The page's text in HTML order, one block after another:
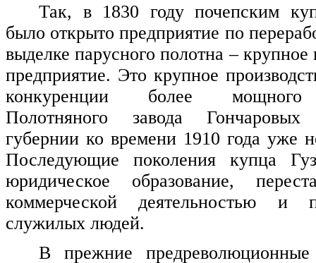
Так, в 1830 году почепским
было открыто предприятие по
выделке парусного полотна –
предприятие. Это крупное
конкуренции более мощного
Полотняного завода
губернии ко времени 1910 года уже
Последующие поколения купца
юридическое образование,
коммерческой деятельностью и
служилых людей.
В прежние